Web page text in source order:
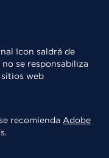
saldrá de
se responsabiliza
web
recomienda Adobe